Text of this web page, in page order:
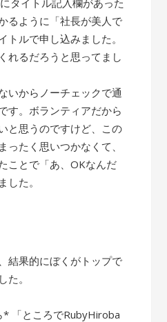
タイトル記入欄があった
るように「社長が美人で
トルで申し込みました。
れるだろうと思ってまし
いからノーチェックで通
す。ボランティアだから
と思うのですけど、この
ったく思いつかなくて、
ことで「あ、OKなんだ
した。
結果的にぼくがトップで
た。
「ところでRubyHiroba